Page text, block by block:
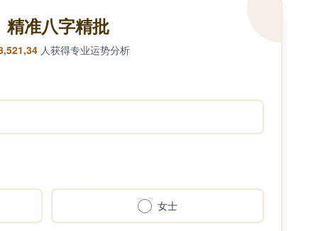
精准八字精批
人获得专业运势分析
女士